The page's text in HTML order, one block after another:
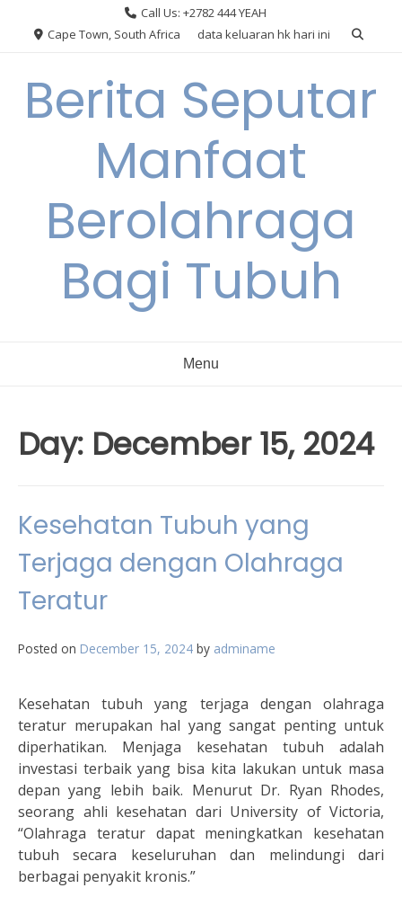
Call Us: +2782 444 YEAH
Cape Town, South Africa
data keluaran hk hari ini
Berita Seputar
Manfaat
Berolahraga
Bagi Tubuh
Menu
Day: December 15, 2024
Kesehatan Tubuh yang
Terjaga dengan Olahraga
Teratur
Posted on December 15, 2024 by adminame
Kesehatan tubuh yang terjaga dengan olahraga
teratur merupakan hal yang sangat penting untuk
diperhatikan. Menjaga kesehatan tubuh adalah
investasi terbaik yang bisa kita lakukan untuk masa
depan yang lebih baik. Menurut Dr. Ryan Rhodes,
seorang ahli kesehatan dari University of Victoria,
“Olahraga teratur dapat meningkatkan kesehatan
tubuh secara keseluruhan dan melindungi dari
berbagai penyakit kronis.”